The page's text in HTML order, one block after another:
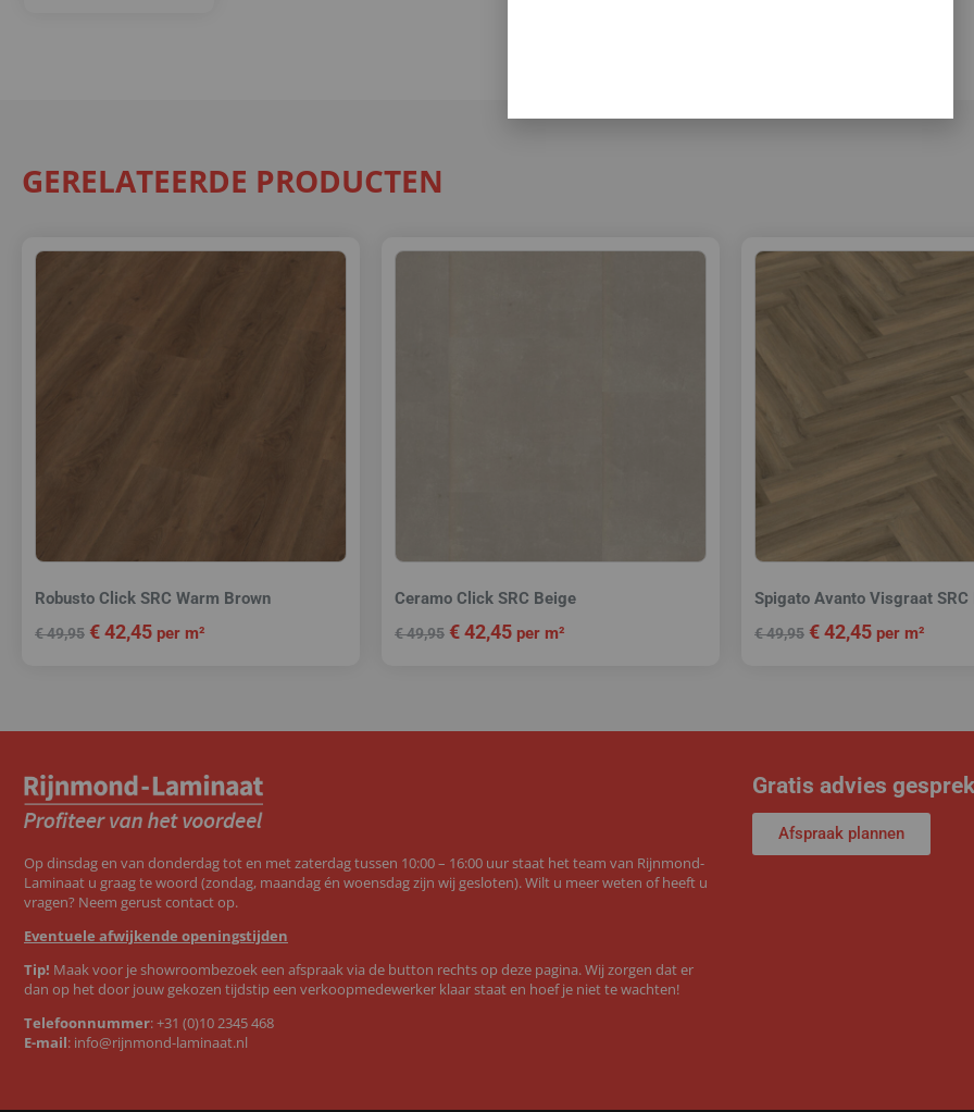
GERELATEERDE PRODUCTEN
Robusto Click SRC Warm Brown
€49,95 €42,45 per m²
Ceramo Click SRC Beige
€49,95 €42,45 per m²
Spigato Avanto Visgraat
€49,95 €42,45 per m²
Op dinsdag en van donderdag tot en met zaterdag tussen 10:00 – 16:00 uur staat het team van Rijnmond-
Laminaat u graag te woord (zondag, maandag én woensdag zijn wij gesloten). Wilt u meer weten of heeft u
vragen? Neem gerust contact op.
Eventuele afwijkende openingstijden
Tip! Maak voor je showroombezoek een afspraak via de button rechts op deze pagina. Wij zorgen dat er
dan op het door jouw gekozen tijdstip een verkoopmedewerker klaar staat en hoef je niet te wachten!
Telefoonnummer:+31 (0)10 2345 468
E-mail: info@rijnmond-laminaat.nl
Gratis advies gesprek
Afspraak plannen